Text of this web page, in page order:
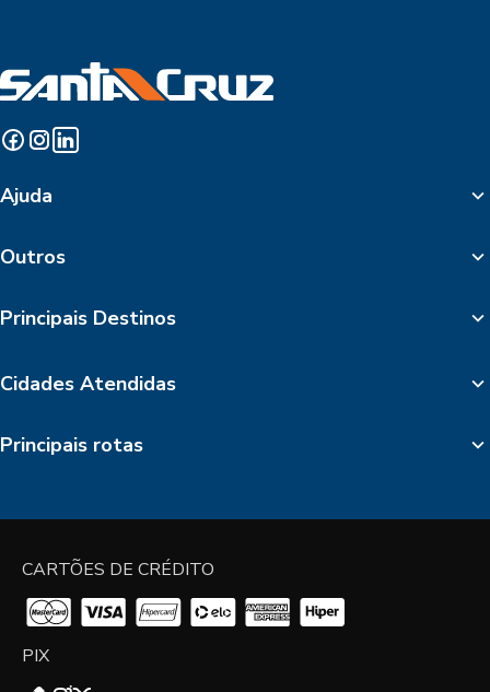
Ajuda
Outros
Principais Destinos
Cidades Atendidas
Principais rotas
CARTÕES DE CRÉDITO
PIX